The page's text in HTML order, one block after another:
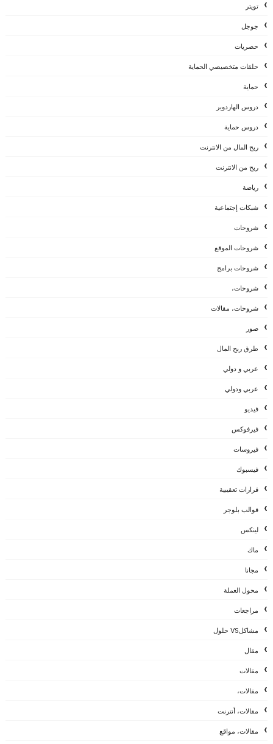
تويتر
جوجل
حصريات
حلقات متخصيصي الحماية
حماية
دروس الهاردوير
دروس حماية
ربح المال من الانترنت
ربح من الانترنت
رياضة
شبكات إجتماعية
شروحات
شروحات الموقع
شروحات برامج
شروحات،
شروحات، مقالات
صور
طرق ربح المال
عربي و دولي
عربي ودولي
فيديو
فيرفوكس
فيروسات
فيسبوك
قرارات تعقيبية
قوالب بلوجر
لينكس
ماك
مجانا
محول العملة
مراجعات
مشاكلVS حلول
مقال
مقالات
مقالات،
مقالات، أنترنت
مقالات، مواقع